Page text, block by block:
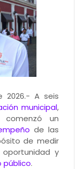
A seis
municipal,
comenzó un
de las
de medir
y
público.